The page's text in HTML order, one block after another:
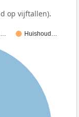
op vijftallen).
Huishoud…